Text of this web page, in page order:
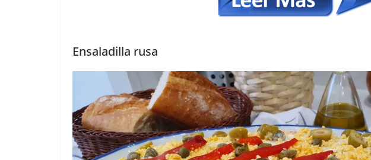
Ensaladilla rusa